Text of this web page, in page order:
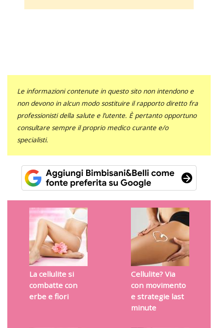
Le informazioni contenute in questo sito non intendono e
non devono in alcun modo sostituire il rapporto diretto fra
professionisti della salute e l’utente. È pertanto opportuno
consultare sempre il proprio medico curante e/o
specialisti.
La cellulite si
combatte con
erbe e fiori
Cellulite? Via
con movimento
e strategie last
minute